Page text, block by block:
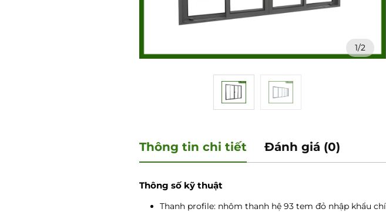
1/2
Thông tin chi tiết Đánh giá (0)
Thông số kỹ thuật
Thanh profile: nhôm thanh hệ 93 tem đỏ nhập khẩu